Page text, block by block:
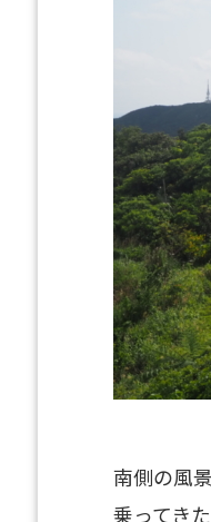
南側の風
乗ってき